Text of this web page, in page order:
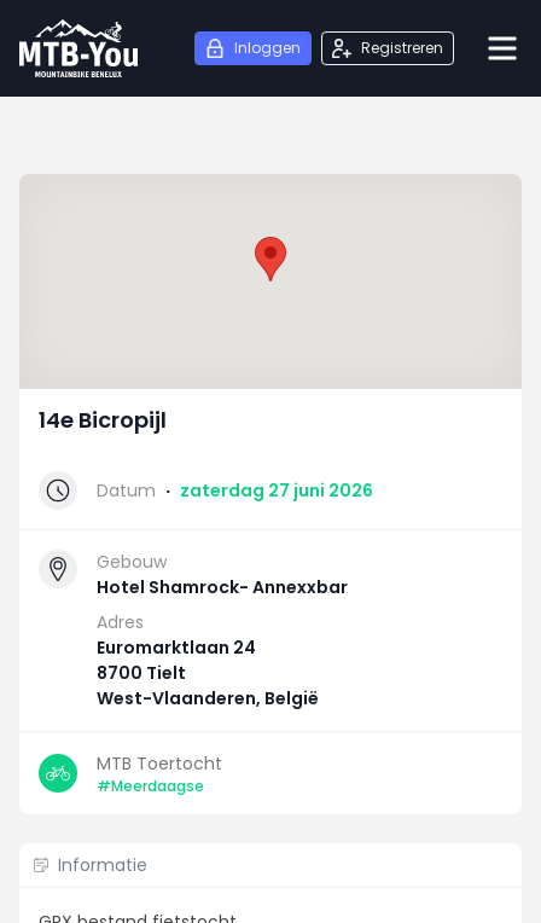
Inloggen Registreren
14e Bicropijl
Datum · zaterdag 27 juni 2026
Gebouw
Hotel Shamrock- Annexxbar
Adres
Euromarktlaan 24
8700 Tielt
West-Vlaanderen, België
MTB Toertocht
#Meerdaagse
Informatie